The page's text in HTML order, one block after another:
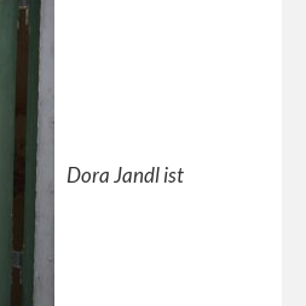
Dora Jandl ist